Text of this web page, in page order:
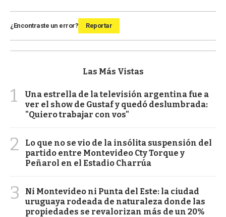
¿Encontraste un error? Reportar
Las Más Vistas
1
Una estrella de la televisión argentina fue a
ver el show de Gustaf y quedó deslumbrada:
"Quiero trabajar con vos"
2
Lo que no se vio de la insólita suspensión del
partido entre Montevideo Cty Torque y
Peñarol en el Estadio Charrúa
3
Ni Montevideo ni Punta del Este: la ciudad
uruguaya rodeada de naturaleza donde las
propiedades se revalorizan más de un 20%